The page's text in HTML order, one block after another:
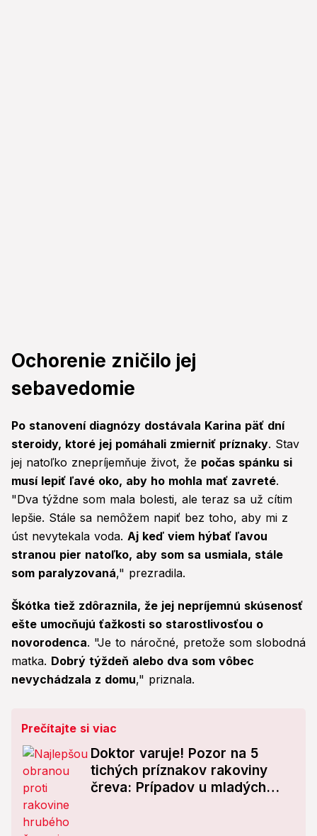
Ochorenie zničilo jej
sebavedomie
Po stanovení diagnózy dostávala Karina päť dní
steroidy, ktoré jej pomáhali zmierniť príznaky. Stav
jej natoľko znepríjemňuje život, že počas spánku si
musí lepiť ľavé oko, aby ho mohla mať zavreté.
"Dva týždne som mala bolesti, ale teraz sa už cítim
lepšie. Stále sa nemôžem napiť bez toho, aby mi z
úst nevytekala voda. Aj keď viem hýbať ľavou
stranou pier natoľko, aby som sa usmiala, stále
som paralyzovaná," prezradila.
Škótka tiež zdôraznila, že jej nepríjemnú skúsenosť
ešte umocňujú ťažkosti so starostlivosťou o
novorodenca. "Je to náročné, pretože som slobodná
matka. Dobrý týždeň alebo dva som vôbec
nevychádzala z domu," priznala.
Prečítajte si viac
Doktor varuje! Pozor na 5
tichých príznakov rakoviny
čreva: Prípadov u mladých